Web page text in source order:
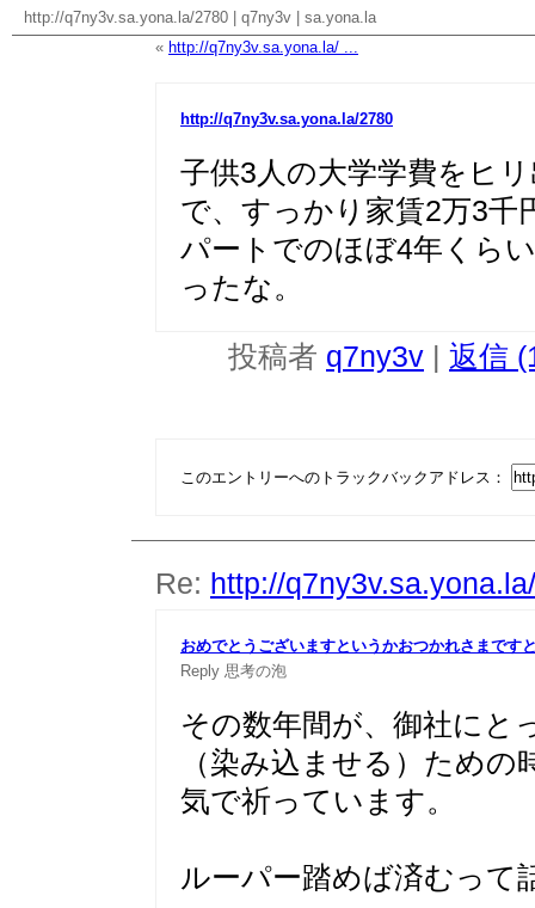
http://q7ny3v.sa.yona.la/2780 q7ny3v
sa.yona.la
« http://q7ny3v.sa.yona.la/ ...
http://q7ny3v.sa.yona.la/2780
子供3人の大学学費をヒ
で、すっかり家賃2万3千
パートでのほぼ4年くら
ったな。
投稿者 q7ny3v 返信
このエントリーへのトラックバックアドレス：
Re: http://
おめでとうございますというかおつかれさまです
Reply 思考の泡
その数年間が、御社にと
（染み込ませる）ため
気で祈っています。
ルーパー踏めば済むって